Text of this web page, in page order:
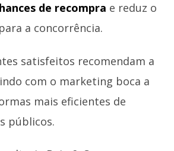
de recompra e reduz o
a concorrência.
satisfeitos recomendam a
com o marketing boca a
mais eficientes de
públicos.